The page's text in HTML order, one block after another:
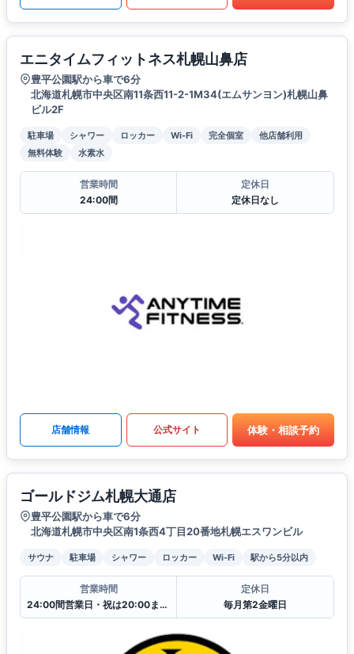
エニタイムフィットネス札幌山鼻店
豊平公園駅から車で6分
北海道札幌市中央区南11条西11-2-1M34(エムサンヨン)札幌山鼻
ビル2F
駐車場 シャワー ロッカー Wi-Fi 完全個室
他店舗利用
無料体験
水素水
営業時間
24:00間
定休日
定休日なし
店舗情報 公式サイト 体験・相談予約
ゴールドジム札幌大通店
豊平公園駅から車で6分
北海道札幌市中央区南1条西4丁目20番地札幌エスワンビル
サウナ 駐車場 シャワー ロッカー Wi-Fi 駅から5分以内
営業時間
24:00間営業日・祝は20:00まで翌日10:00からの営業となります.
定休日
毎月第2金曜日